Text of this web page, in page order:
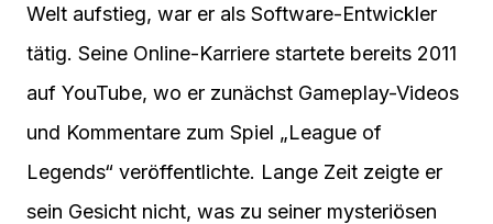
Welt aufstieg, war er als Software-Entwickler
tätig. Seine Online-Karriere startete bereits 2011
auf YouTube, wo er zunächst Gameplay-Videos
und Kommentare zum Spiel „League of
Legends“ veröffentlichte. Lange Zeit zeigte er
sein Gesicht nicht, was zu seiner mysteriösen